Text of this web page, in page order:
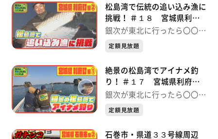
松島湾で伝統の追い込み漁に
挑戦！ ＃１８ 宮城県利府
町編② 銀次が東北に行った
銀次が東北に行ったら〇〇だ
った件
定額見放題
絶景の松島湾でアイナメ釣
り！ ＃１７ 宮城県利府町
編① 銀次が東北に行ったら
銀次が東北に行ったら〇〇だ
った件
定額見放題
石巻市・県道３３号線周辺